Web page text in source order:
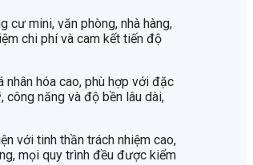
cư mini, văn phòng, nhà hàng,
chi phí và cam kết tiến độ
hóa cao, phù hợp với đặc
năng và độ bền lâu dài,
với tinh thần trách nhiệm cao,
mọi quy trình đều được kiểm